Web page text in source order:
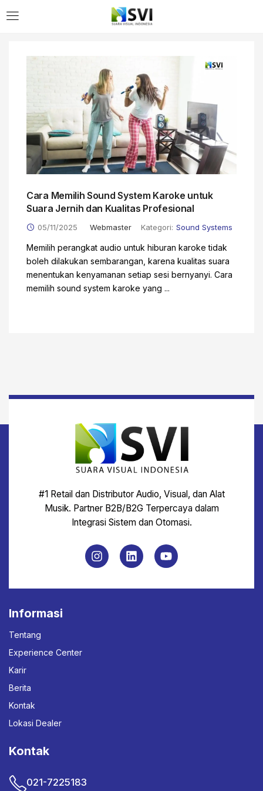
Cara Memilih Sound System Karoke untuk
Suara Jernih dan Kualitas Profesional
05/11/2025 Webmaster Kategori: Sound Systems
Memilih perangkat audio untuk hiburan karoke tidak
boleh dilakukan sembarangan, karena kualitas suara
menentukan kenyamanan setiap sesi bernyanyi. Cara
memilih sound system karoke yang ...
#1 Retail dan Distributor Audio, Visual, dan Alat
Musik. Partner B2B/B2G Terpercaya dalam
Integrasi Sistem dan Otomasi.
Informasi
Tentang
Experience Center
Karir
Berita
Kontak
Lokasi Dealer
Kontak
021-7225183